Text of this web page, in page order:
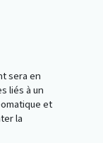
sera en
liés à un
et
la